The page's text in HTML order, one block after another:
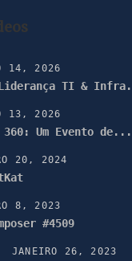
14, 2026
TI &
13, 2026
360: Um Evento de...
20, 2024
8, 2023
#4509
JANEIRO 26, 2023